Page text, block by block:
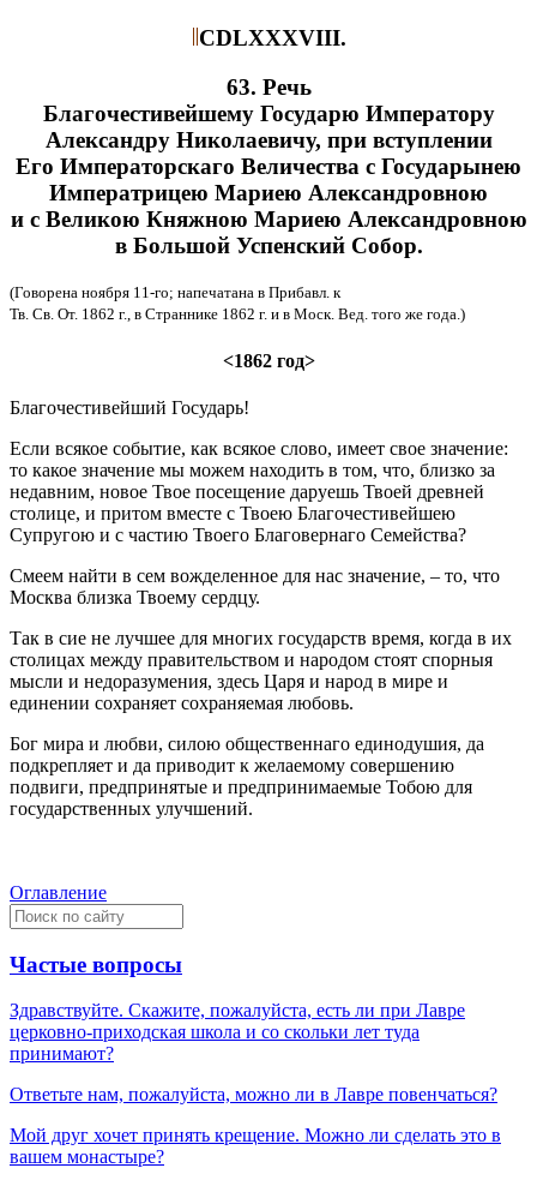
CDLXXXVIII.
63. Речь
Благочестивейшему Государю Императору
Александру Николаевичу, при вступлении
Его Императорскаго Величества с Государынею
Императрицею Мариею Александровною
и с Великою Княжною Мариею Александровною
в Большой Успенский Собор.
(Говорена ноября 11-го; напечатана в Прибавл. к
Тв. Св. От. 1862 г., в Страннике 1862 г. и в Моск. Вед. того же года.)
<1862 год>
Благочестивейший Государь!
Если всякое событие, как всякое слово, имеет свое значение:
то какое значение мы можем находить в том, что, близко за
недавним, новое Твое посещение даруешь Твоей древней
столице, и притом вместе с Твоею Благочестивейшею
Супругою и с частию Твоего Благовернаго Семейства?
Смеем найти в сем вожделенное для нас значение, – то, что
Москва близка Твоему сердцу.
Так в сие не лучшее для многих государств время, когда в их
столицах между правительством и народом стоят спорныя
мысли и недоразумения, здесь Царя и народ в мире и
единении сохраняет сохраняемая любовь.
Бог мира и любви, силою общественнаго единодушия, да
подкрепляет и да приводит к желаемому совершению
подвиги, предпринятые и предпринимаемые Тобою для
государственных улучшений.
Оглавление
Частые вопросы
Здравствуйте. Скажите, пожалуйста, есть ли при Лавре
церковно-приходская школа и со скольки лет туда
принимают?
Ответьте нам, пожалуйста, можно ли в Лавре повенчаться?
Мой друг хочет принять крещение. Можно ли сделать это в
вашем монастыре?